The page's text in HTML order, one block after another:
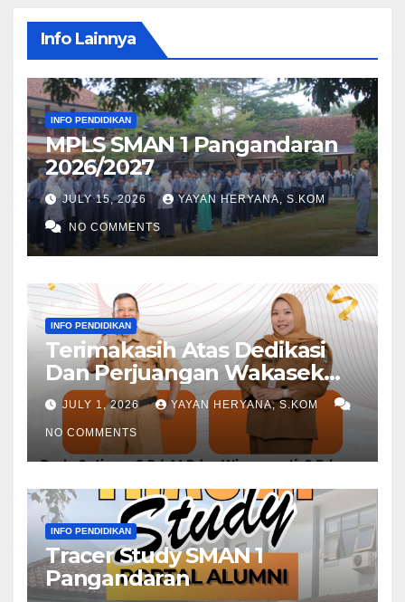
Info Lainnya
INFO PENDIDIKAN
MPLS SMAN 1 Pangandaran
2026/2027
JULY 15, 2026 YAYAN HERYANA, S.KOM
NO COMMENTS
INFO PENDIDIKAN
Terimakasih Atas Dedikasi
Dan Perjuangan Wakasek
Periode 2024-2026
JULY 1, 2026 YAYAN HERYANA, S.KOM
NO COMMENTS
INFO PENDIDIKAN
Tracer Study SMAN 1
Pangandaran